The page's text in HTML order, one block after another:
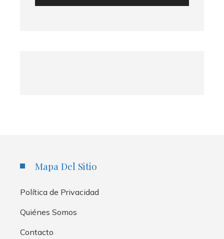
Mapa Del Sitio
Política de Privacidad
Quiénes Somos
Contacto